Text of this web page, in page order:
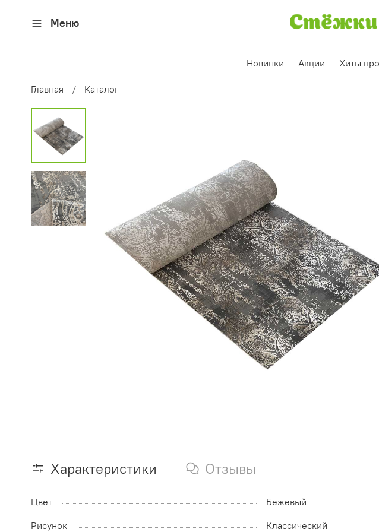
Меню
Новинки Акции Хиты
Главная Каталог
Характеристики Отзывы
Цвет Бежевый
Рисунок
Классический